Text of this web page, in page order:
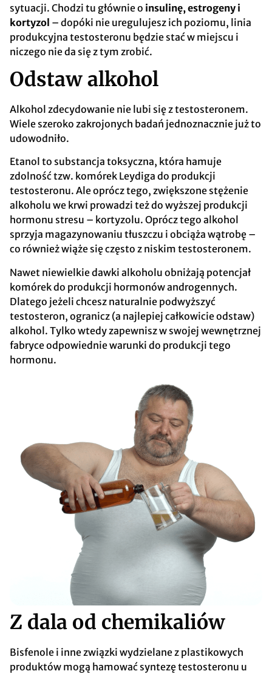
sytuacji. Chodzi tu głównie o insulinę, estrogeny i
kortyzol – dopóki nie uregulujesz ich poziomu, linia
produkcyjna testosteronu będzie stać w miejscu i
niczego nie da się z tym zrobić.
Odstaw alkohol
Alkohol zdecydowanie nie lubi się z testosteronem.
Wiele szeroko zakrojonych badań jednoznacznie już to
udowodniło.
Etanol to substancja toksyczna, która hamuje
zdolność tzw. komórek Leydiga do produkcji
testosteronu. Ale oprócz tego, zwiększone stężenie
alkoholu we krwi prowadzi też do wyższej produkcji
hormonu stresu – kortyzolu. Oprócz tego alkohol
sprzyja magazynowaniu tłuszczu i obciąża wątrobę –
co również wiąże się często z niskim testosteronem.
Nawet niewielkie dawki alkoholu obniżają potencjał
komórek do produkcji hormonów androgennych.
Dlatego jeżeli chcesz naturalnie podwyższyć
testosteron, ogranicz (a najlepiej całkowicie odstaw)
alkohol. Tylko wtedy zapewnisz w swojej wewnętrznej
fabryce odpowiednie warunki do produkcji tego
hormonu.
Z dala od chemikaliów
Bisfenole i inne związki wydzielane z plastikowych
produktów mogą hamować syntezę testosteronu u